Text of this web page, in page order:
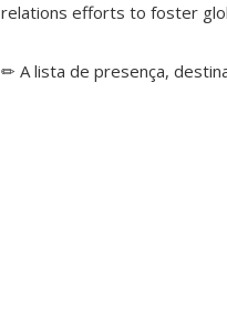
relations efforts to foster
✏ A lista de presença,